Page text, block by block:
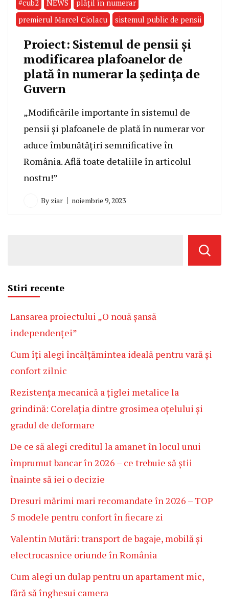
#cub2 NEWS
plățil în numerar
premierul Marcel Ciolacu
sistemul public de pensii
Proiect: Sistemul de pensii și
modificarea plafoanelor de
plată în numerar la ședința de
Guvern
„Modificările importante în sistemul de
pensii și plafoanele de plată în numerar vor
aduce îmbunătățiri semnificative în
România. Află toate detaliile în articolul
nostru!”
By ziar noiembrie 9, 2023
Stiri recente
Lansarea proiectului „O nouă șansă
independenței”
Cum îți alegi încălțămintea ideală pentru vară și
confort zilnic
Rezistența mecanică a țiglei metalice la
grindină: Corelația dintre grosimea oțelului și
gradul de deformare
De ce să alegi creditul la amanet în locul unui
împrumut bancar în 2026 – ce trebuie să știi
înainte să iei o decizie
Dresuri mărimi mari recomandate în 2026 – TOP
5 modele pentru confort în fiecare zi
Valentin Mutări: transport de bagaje, mobilă și
electrocasnice oriunde în România
Cum alegi un dulap pentru un apartament mic,
fără să înghesui camera